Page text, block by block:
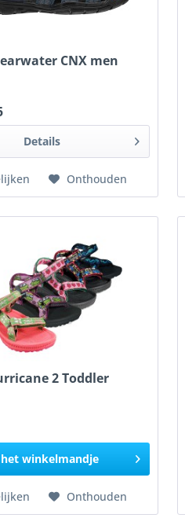
CNX men
Details
Onthouden
2 Toddler
winkelmandje
Onthouden